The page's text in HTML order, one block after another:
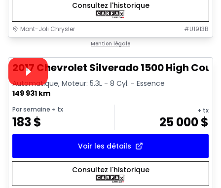
Consultez l'historique
Mont-Joli Chrysler #U1913B
Mention légale
Vidéo disponible
2017 Chevrolet Silverado 1500 High
Automatique, Moteur: 5.3L - 8 Cyl. - Essence
149 931 km
Par semaine + tx
183$
+ tx
25 000$
Voir les détails
Consultez l'historique